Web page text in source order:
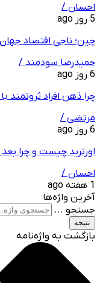
احسان /
5 روز ago
چین؛ ناجی اقتصاد
حمیدرضا سودمند /
6 روز ago
چرا ذهن افراد ثروتمند
مرتضی /
6 روز ago
اورترید چیست و چرا
احسان /
1 هفته ago
آخرین واژه‌ها
جستجو ...
نتیجه
بازگشت به واژه‌نامه